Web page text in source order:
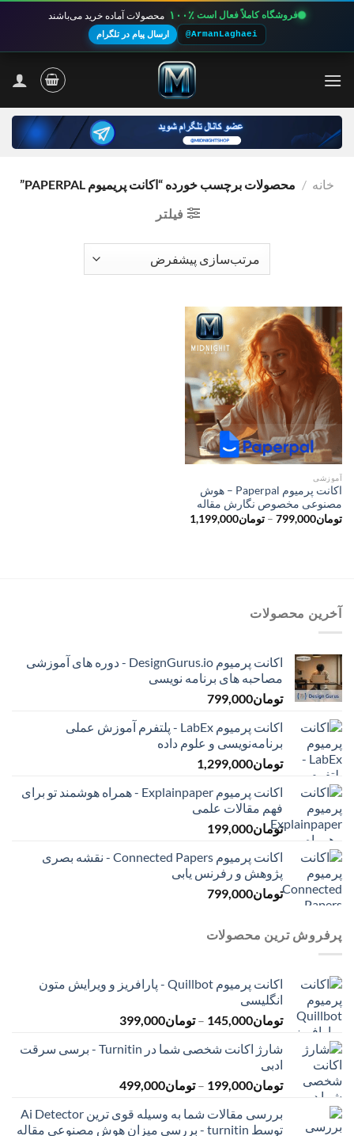
فروشگاه کاملاً فعال است ۱۰۰٪ محصولات آماده خرید می‌باشند
@ArmanLaghaei ارسال پیام در تلگرام
خانه / محصولات برچسب خورده “اکانت پریمیوم PAPERPAL”
فیلتر
آموزشی
اکانت پرمیوم Paperpal – هوش
مصنوعی مخصوص نگارش مقاله
تومان799,000
– تومان1,199,000محدوده
آخرین محصولات
اکانت پرمیوم DesignGurus.io - دوره ‌های آموزشی
مصاحبه ‌های برنامه نویسی
تومان799,000
اکانت پرمیوم LabEx - پلتفرم آموزش عملی
برنامه‌نویسی و علوم داده
تومان1,299,000
اکانت پرمیوم Explainpaper - همراه هوشمند تو برای
فهم مقالات علمی
تومان199,000
اکانت پرمیوم Connected Papers - نقشه بصری
پژوهش و رفرنس یابی
تومان799,000
پرفروش ترین محصولات
اکانت پرمیوم Quillbot - پارافریز و ویرایش متون
انگلیسی
تومان145,000
– تومان399,000
تومان145,000
تومان399,000
شارژ اکانت شخصی شما در Turnitin - برسی سرقت
ادبی
تومان199,000
– تومان499,000محدوده
تومان199,000
بررسی مقالات شما به وسیله قوی ترین Ai Detector
توسط turnitin - بررسی میزان هوش مصنوعی مقاله